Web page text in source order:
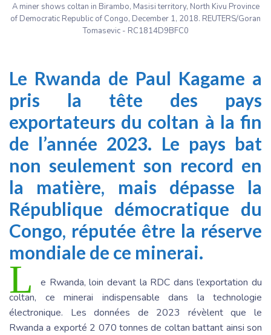
A miner shows coltan in Birambo, Masisi territory, North Kivu Province
of Democratic Republic of Congo, December 1, 2018. REUTERS/Goran
Tomasevic - RC1814D9BFC0
Le Rwanda de Paul Kagame a
pris la tête des pays
exportateurs du coltan à la fin
de l’année 2023. Le pays bat
non seulement son record en
la matière, mais dépasse la
République démocratique du
Congo, réputée être la réserve
mondiale de ce minerai.
L
e Rwanda, loin devant la RDC dans l’exportation du
coltan, ce minerai indispensable dans la technologie
électronique. Les données de 2023 révèlent que le
Rwanda a exporté 2 070 tonnes de coltan battant ainsi son